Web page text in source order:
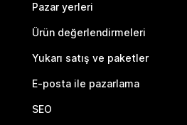
Pazar yerleri
Ürün değerlendirmeleri
Yukarı satış ve paketler
E-posta ile pazarlama
SEO